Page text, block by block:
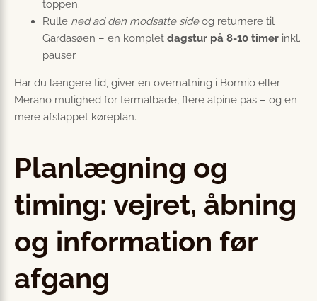
toppen.
Rulle ned ad den modsatte sideog returnere til
Gardasøen – en komplet dagstur på 8-10 timer inkl.
pauser.
Har du længere tid, giver en overnatning i Bormio eller
Merano mulighed for termalbade, flere alpine pas – og en
mere afslappet køreplan.
Planlægning og
timing: vejret, åbning
og information før
afgang